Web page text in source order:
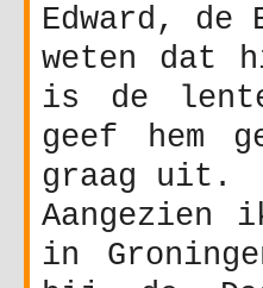
Edward,
weten dat
is de
geef hem
graag uit.
Aangezien
in